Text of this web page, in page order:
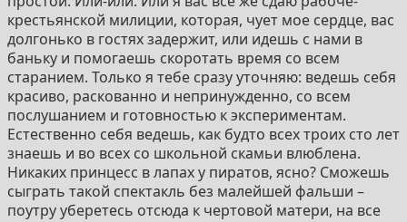
крестьянской милиции, которая, чует мое сердце, вас
долгонько в гостях задержит, или идешь с нами в
баньку и помогаешь скоротать время со всем
старанием. Только я тебе сразу уточняю: ведешь себя
красиво, раскованно и непринужденно, со всем
послушанием и готовностью к экспериментам.
Естественно себя ведешь, как будто всех троих сто лет
знаешь и во всех со школьной скамьи влюблена.
Никаких принцесс в лапах у пиратов, ясно? Сможешь
сыграть такой спектакль без малейшей фальши –
поутру уберетесь отсюда к чертовой матери, на все